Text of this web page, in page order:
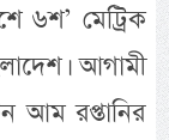
৬শ’ মেট্রিক
আগামী
আম রপ্তানির